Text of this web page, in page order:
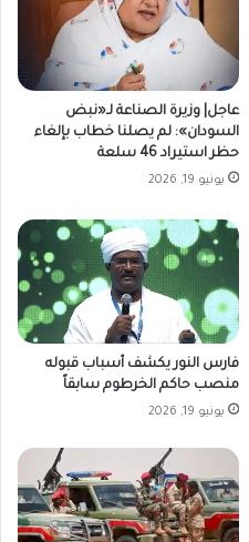
عاجل| وزيرة الصناعة لـ«نبض
السودان»: لم يصلنا خطاب بإلغاء
حظر استيراد 46 سلعة
يونيو 19, 2026
فارس النور يكشف أسباب قبوله
منصب حاكم الخرطوم سابقاً
يونيو 19, 2026